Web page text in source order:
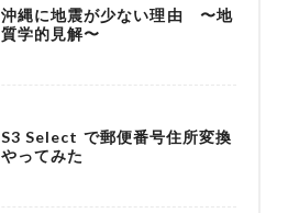
沖縄に地震が少ない理由 〜地
質学的見解〜
S3 Select で郵便番号住所変換
やってみた